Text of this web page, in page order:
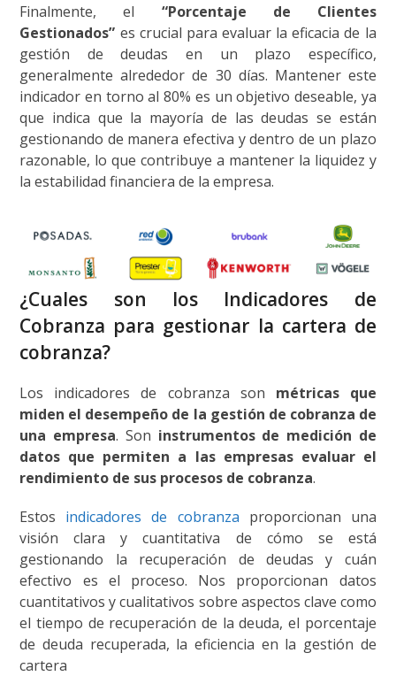
Finalmente, el “Porcentaje de Clientes
Gestionados” es crucial para evaluar la eficacia de la
gestión de deudas en un plazo específico,
generalmente alrededor de 30 días. Mantener este
indicador en torno al 80% es un objetivo deseable, ya
que indica que la mayoría de las deudas se están
gestionando de manera efectiva y dentro de un plazo
razonable, lo que contribuye a mantener la liquidez y
la estabilidad financiera de la empresa.
¿Cuales son los Indicadores de
Cobranza para gestionar la cartera de
cobranza?
Los indicadores de cobranza son métricas que
miden el desempeño de la gestión de cobranza de
una empresa. Son instrumentos de medición de
datos que permiten a las empresas evaluar el
rendimiento de sus procesos de cobranza.
Estos indicadores de cobranza proporcionan una
visión clara y cuantitativa de cómo se está
gestionando la recuperación de deudas y cuán
efectivo es el proceso. Nos proporcionan datos
cuantitativos y cualitativos sobre aspectos clave como
el tiempo de recuperación de la deuda, el porcentaje
de deuda recuperada, la eficiencia en la gestión de
cartera